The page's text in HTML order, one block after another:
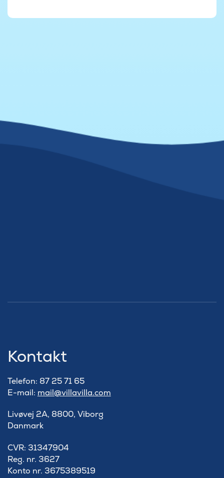
Kontakt
Telefon: 87 25 71 65
E-mail: mail@villavilla.com
Livøvej 2A, 8800, Viborg
Danmark
​CVR: 31347904
Reg. nr. 3627
Konto nr. 3675389519